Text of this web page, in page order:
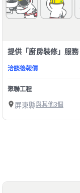
提供「廚房裝修」服務
洽談後報價
聚聯工程
屏東縣與其他3個